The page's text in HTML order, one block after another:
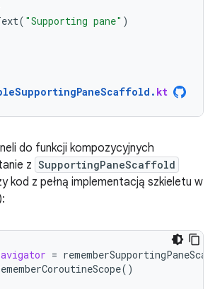
( "Supporting pane" )
. kt
do funkcji kompozycyjnych
z SupportingPaneScaffold
kod z pełną implementacją szkieletu w
=
()